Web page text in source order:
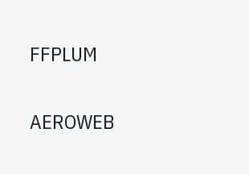
FFPLUM
AEROWEB